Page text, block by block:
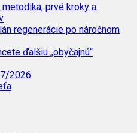
prvé kroky a
regenerácie po náročnom
ďalšiu „obyčajnú“
2026